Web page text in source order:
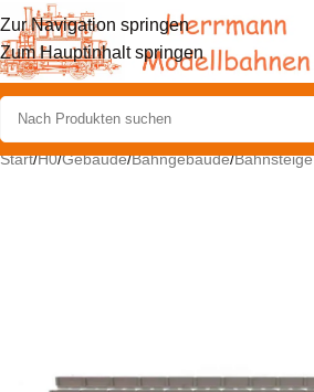
Zur Navigation springen
Zum Hauptinhalt springen
Start/H0/Gebäude/Bahngebäude/Bahnsteige